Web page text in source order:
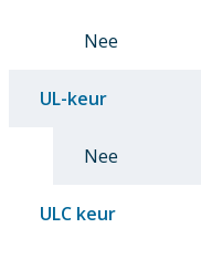
Nee
UL-keur
Nee
ULC keur